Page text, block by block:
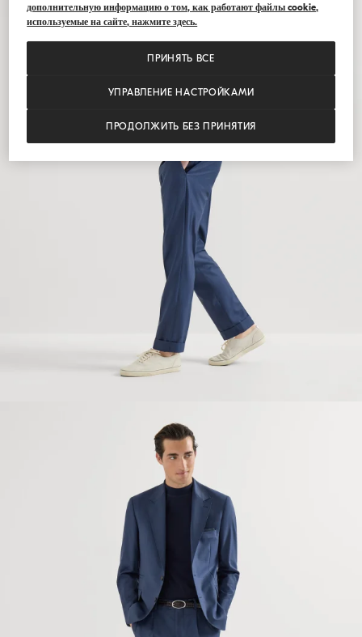
дополнительную информацию о том, как работают файлы cookie,
используемые на сайте, нажмите здесь.
УПРАВЛЕНИЕ НАСТРОЙКАМИ
ПРОДОЛЖИТЬ БЕЗ ПРИНЯТИЯ
ПРИНЯТЬ ВСЕ